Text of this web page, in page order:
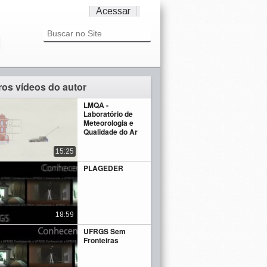
Acessar
vídeos do autor
LMQA -
Laboratório de
Meteorologia e
Qualidade do Ar
15:25
PLAGEDER
18:59
UFRGS Sem
Fronteiras